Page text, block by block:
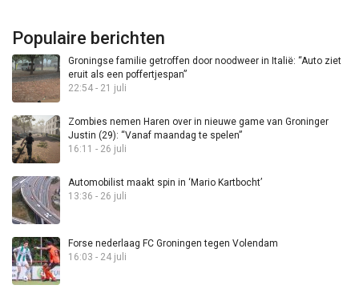
Populaire berichten
Groningse familie getroffen door noodweer in Italië: “Auto ziet
eruit als een poffertjespan”
22:54 - 21 juli
Zombies nemen Haren over in nieuwe game van Groninger
Justin (29): “Vanaf maandag te spelen”
16:11 - 26 juli
Automobilist maakt spin in ‘Mario Kartbocht’
13:36 - 26 juli
Forse nederlaag FC Groningen tegen Volendam
16:03 - 24 juli